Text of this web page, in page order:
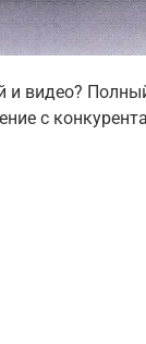
видео?
с